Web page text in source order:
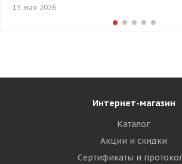
13 мая 2026
Интернет-магазин
Каталог
Акции и скидки
Сертификаты и